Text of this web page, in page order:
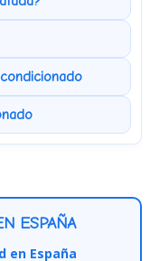
ESPAÑA
en España